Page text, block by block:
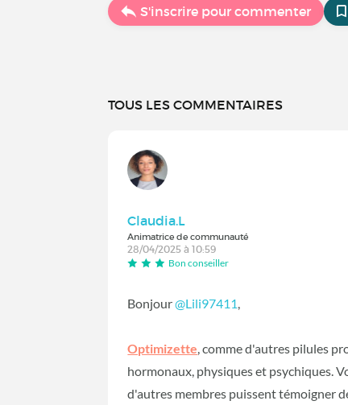
S'inscrire pour commenter
TOUS LES COMMENTAIRES
Claudia.L
Animatrice de communauté
28/04/2025 à 10:59
Bon conseiller
Bonjour@Lili97411,
Optimizette, comme d'autres pilules
hormonaux, physiques et psychiques.
d'autres membres puissent témoigner